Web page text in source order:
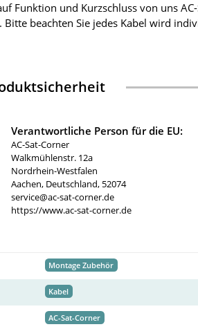
Funktion und Kurzschluss von uns
beachten Sie jedes Kabel wird
Verantwortliche Person für die EU:
AC-Sat-Corner
Walkmühlenstr. 12a
Nordrhein-Westfalen
Aachen, Deutschland, 52074
service@ac-sat-corner.de
https://www.ac-sat-corner.de
Montage Zubehör
Kabel
AC-Sat-Corner